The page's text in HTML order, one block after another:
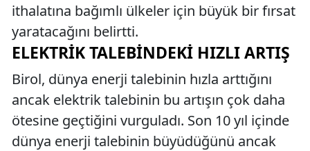
ithalatına bağımlı ülkeler için büyük bir fırsat
yaratacağını belirtti.
ELEKTRIK TALEBINDEKI HIZLI ARTIŞ
Birol, dünya enerji talebinin hızla arttığını
ancak elektrik talebinin bu artışın çok daha
ötesine geçtiğini vurguladı. Son 10 yıl içinde
dünya enerji talebinin büyüdüğünü ancak